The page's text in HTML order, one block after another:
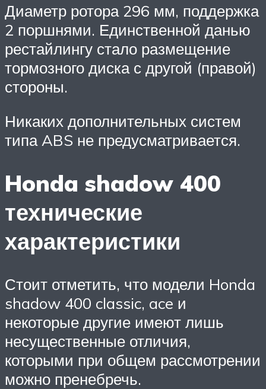
Диаметр ротора 296 мм, поддержка
2 поршнями. Единственной данью
рестайлингу стало размещение
тормозного диска с другой (правой)
стороны.
Никаких дополнительных систем
типа ABS не предусматривается.
Honda shadow 400
технические
характеристики
Стоит отметить, что модели Honda
shadow 400 classic, ace и
некоторые другие имеют лишь
несущественные отличия,
которыми при общем рассмотрении
можно пренебречь.